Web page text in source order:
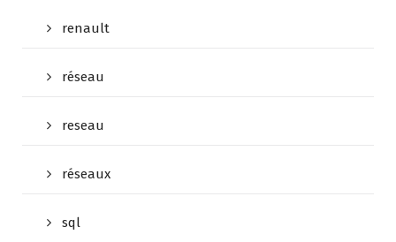
renault
réseau
reseau
réseaux
sql